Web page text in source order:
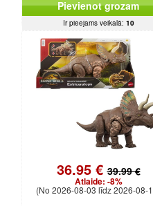
Pievienot grozam
Ir pieejams veikalā: 10
36.95 €39.99 €
Atlaide: -8%
(No 2026-08-03 līdz 2026-08-